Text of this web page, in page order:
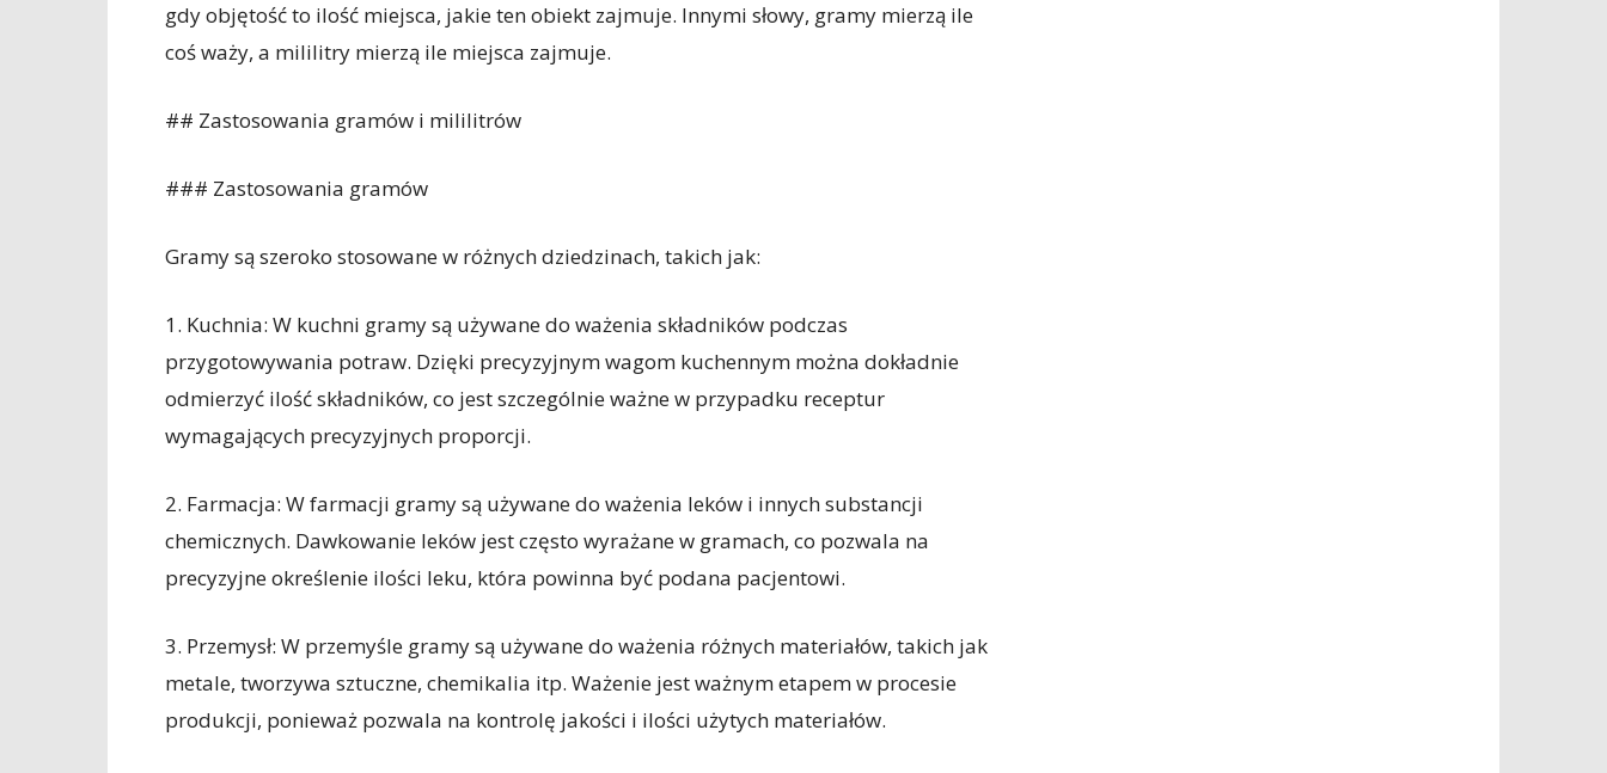
gdy objętość to ilość miejsca, jakie ten obiekt zajmuje. Innymi słowy, gramy mierzą ile
coś waży, a mililitry mierzą ile miejsca zajmuje.
## Zastosowania gramów i mililitrów
### Zastosowania gramów
Gramy są szeroko stosowane w różnych dziedzinach, takich jak:
1. Kuchnia: W kuchni gramy są używane do ważenia składników podczas
przygotowywania potraw. Dzięki precyzyjnym wagom kuchennym można dokładnie
odmierzyć ilość składników, co jest szczególnie ważne w przypadku receptur
wymagających precyzyjnych proporcji.
2. Farmacja: W farmacji gramy są używane do ważenia leków i innych substancji
chemicznych. Dawkowanie leków jest często wyrażane w gramach, co pozwala na
precyzyjne określenie ilości leku, która powinna być podana pacjentowi.
3. Przemysł: W przemyśle gramy są używane do ważenia różnych materiałów, takich jak
metale, tworzywa sztuczne, chemikalia itp. Ważenie jest ważnym etapem w procesie
produkcji, ponieważ pozwala na kontrolę jakości i ilości użytych materiałów.